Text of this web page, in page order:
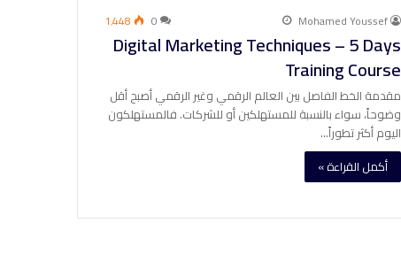
Mohamed Youssef
0 1٬448
Digital Marketing Techniques – 5 Days
Training Course
مقدمة الخط الفاصل بين العالم الرقمي وغير الرقمي أصبح أقل
وضوحاً، سواء بالنسبة للمستهلكين أو للشركات. فالمستهلكون
اليوم أكثر تطوراً…
أكمل القراءة »